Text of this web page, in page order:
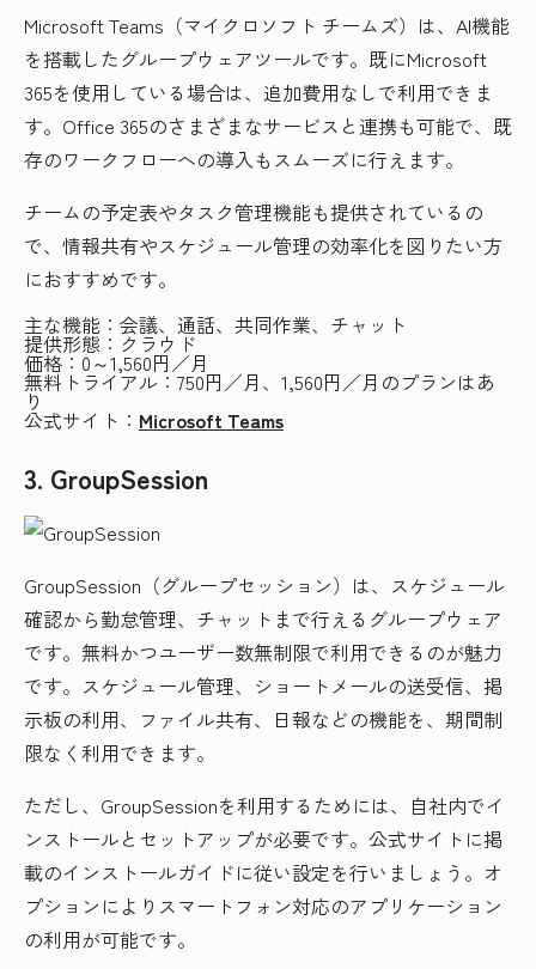
Microsoft Teams（マイクロソフト チームズ）は、AI機能
を搭載したグループウェアツールです。既にMicrosoft
365を使用している場合は、追加費用なしで利用できま
す。Office 365のさまざまなサービスと連携も可能で、既
存のワークフローへの導入もスムーズに行えます。
チームの予定表やタスク管理機能も提供されているの
で、情報共有やスケジュール管理の効率化を図りたい方
におすすめです。
主な機能：会議、通話、共同作業、チャット
提供形態：クラウド
価格：0～1,560円／月
無料トライアル：750円／月、1,560円／月のプランはあ
り
公式サイト： Microsoft Teams
3. GroupSession
GroupSession（グループセッション）は、スケジュール
確認から勤怠管理、チャットまで行えるグループウェア
です。無料かつユーザー数無制限で利用できるのが魅力
です。スケジュール管理、ショートメールの送受信、掲
示板の利用、ファイル共有、日報などの機能を、期間制
限なく利用できます。
ただし、GroupSessionを利用するためには、自社内でイ
ンストールとセットアップが必要です。公式サイトに掲
載のインストールガイドに従い設定を行いましょう。オ
プションによりスマートフォン対応のアプリケーション
の利用が可能です。